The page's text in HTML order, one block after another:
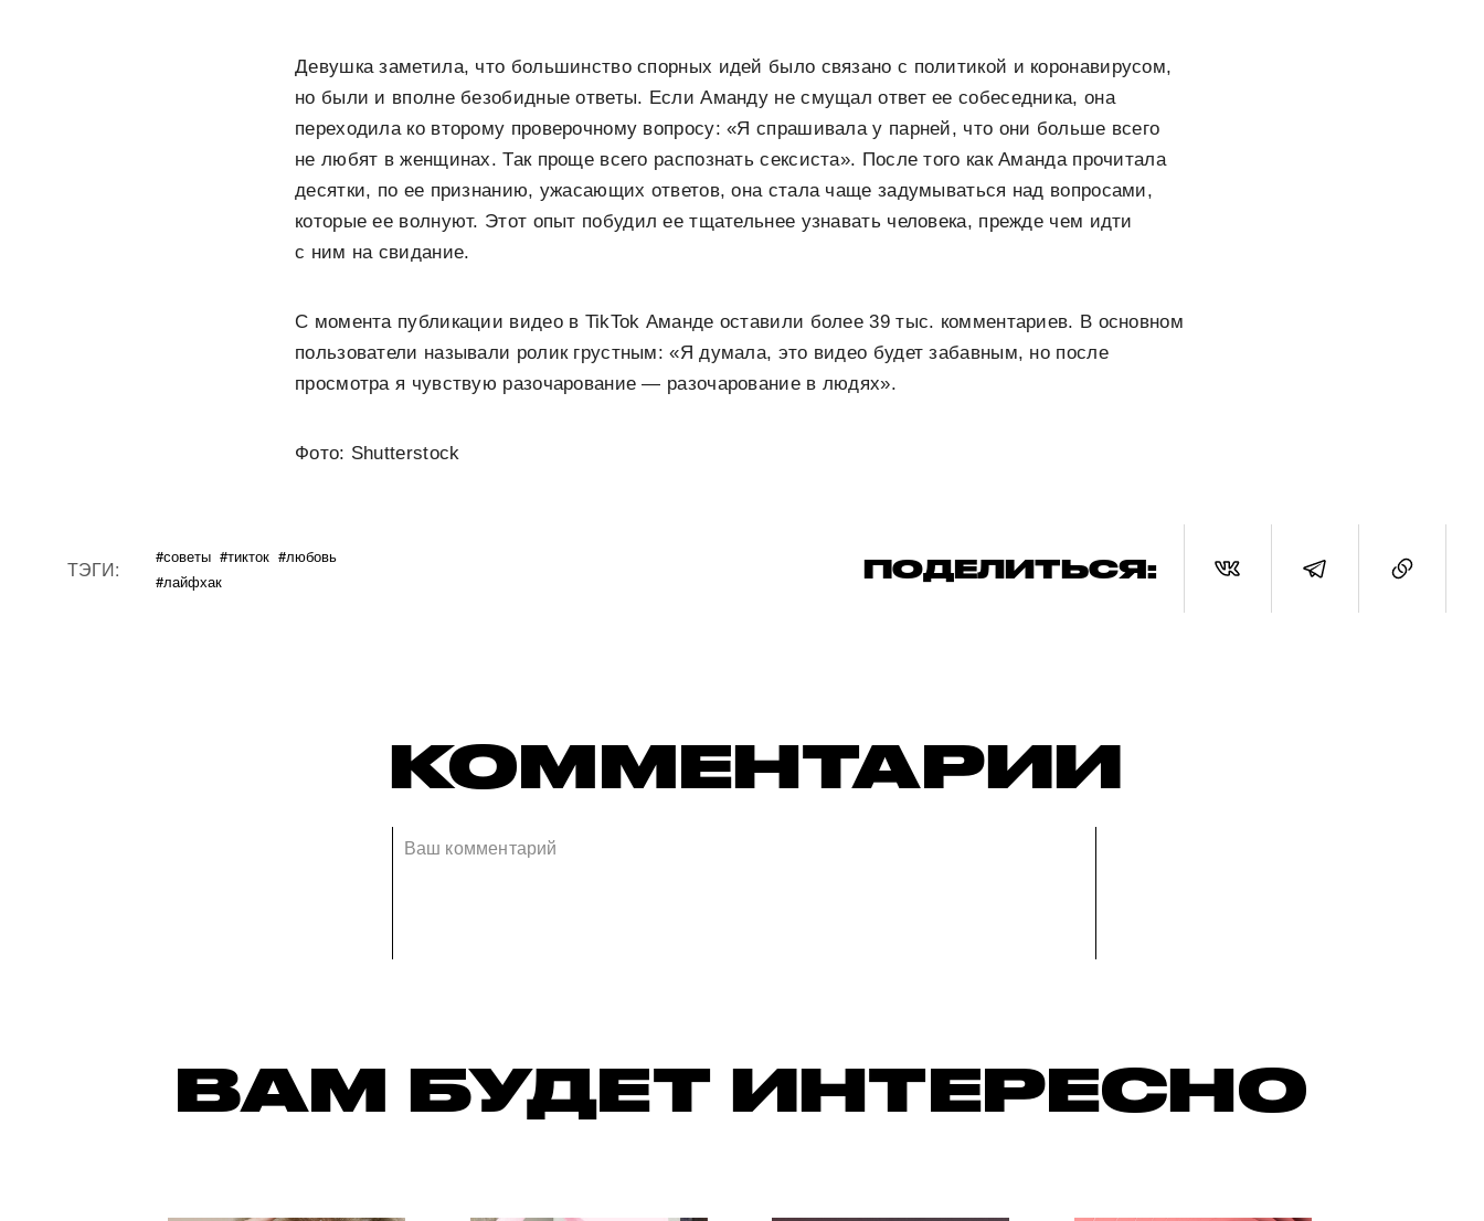
Девушка заметила, что большинство спорных идей было связано с политикой и коронавирусом,
но были и вполне безобидные ответы. Если Аманду не смущал ответ ее собеседника, она
переходила ко второму проверочному вопросу: «Я спрашивала у парней, что они больше всего
не любят в женщинах. Так проще всего распознать сексиста». После того как Аманда прочитала
десятки, по ее признанию, ужасающих ответов, она стала чаще задумываться над вопросами,
которые ее волнуют. Этот опыт побудил ее тщательнее узнавать человека, прежде чем идти
с ним на свидание.
С момента публикации видео в TikTok Аманде оставили более 39 тыс. комментариев. В основном
пользователи называли ролик грустным: «Я думала, это видео будет забавным, но после
просмотра я чувствую разочарование — разочарование в людях».
Фото: Shutterstock
ТЭГИ: #советы #тикток #любовь
#лайфхак
ПОДЕЛИТЬСЯ:
КОММЕНТАРИИ
ВАМ БУДЕТ ИНТЕРЕСНО